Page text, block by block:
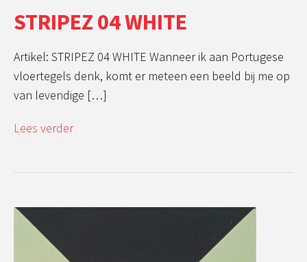
STRIPEZ 04 WHITE
Artikel: STRIPEZ 04 WHITE Wanneer ik aan Portugese
vloertegels denk, komt er meteen een beeld bij me op
van levendige […]
Lees verder